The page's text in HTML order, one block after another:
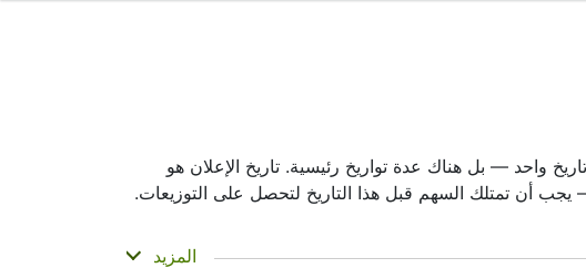
واحد — بل هناك عدة تواريخ رئيسية. تاريخ الإعلان هو
تاريخ التسجيل هو عندما تتحقق CHINA RES POWE من قائمة المساهمين لديها، أما تاريخ الدفع فهو عندما تحصل فعليًا على الأموال. تقوم CHINA RES POWE بدفع
المزيد